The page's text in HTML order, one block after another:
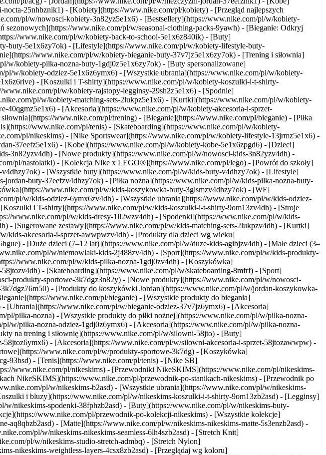
25nhbznik1) - [Kobiety](https://www.nike.com/pl/kobiety) - [Przegląd najlepszych
pl/w/nowosci-kobiety-3n82yz5e1x6) - [Bestsellery](https://www.nike.com/pl/w/kobiety-
www.nike.com/pl/w/seasonal-clothing-packs-9yawh) - [Bieganie: Odkryj
www.nike.com/pl/w/kobiety-back-to-school-5e1x6z840ik) - [Buty]
buty-5e1x6zy7ok) - [Lifestyle](https://www.nike.com/pl/w/kobiety-lifestyle-buty-
www.nike.com/pl/w/kobiety-bieganie-buty-37v7jz5e1x6zy7ok) - [Trening i siłownia]
w/kobiety-pilka-nozna-buty-1gdj0z5e1x6zy7ok) - [Buty spersonalizowane]
pl/w/kobiety-odziez-5e1x6z6ymx6) - [Wszystkie ubrania](https://www.nike.com/pl/w/kobiety-
- [Koszulki i T-shirty](https://www.nike.com/pl/w/kobiety-koszulki-i-t-shirty-
pl/w/kobiety-rajstopy-legginsy-29sh2z5e1x6) - [Spodnie]
pl/w/kobiety-matching-sets-2lukpz5e1x6) - [Kurtki](https://www.nike.com/pl/w/kobiety-
- [Akcesoria](https://www.nike.com/pl/w/kobiety-akcesoria-i-sprzet-
www.nike.com/pl/trening) - [Bieganie](https://www.nike.com/pl/bieganie) - [Piłka
www.nike.com/pl/tenis) - [Skateboarding](https://www.nike.com/pl/w/kobiety-
pl/nikeskims) - [Nike Sportswear](https://www.nike.com/pl/w/kobiety-lifestyle-13jrmz5e1x6) -
37eefz5e1x6) - [Kobe](https://www.nike.com/pl/w/kobiety-kobe-5e1x6zpgd6) - [Dzieci]
3n82yzv4dh) - [Nowe produkty](https://www.nike.com/pl/w/nowosci-kids-3n82yzv4dh) -
pl/nastolatki) - [Kolekcja Nike x LEGO®](https://www.nike.com/pl/lego) - [Powrót do szkoły]
- [Wszystkie buty](https://www.nike.com/pl/w/kids-buty-v4dhzy7ok) - [Lifestyle]
buty-37eefzv4dhzy7ok) - [Piłka nożna](https://www.nike.com/pl/w/kids-pilka-nozna-buty-
www.nike.com/pl/w/kids-koszykowka-buty-3glsmzv4dhzy7ok) - [WF]
pl/w/kids-odziez-6ymx6zv4dh) - [Wszystkie ubrania](https://www.nike.com/pl/w/kids-odziez-
i T-shirty](https://www.nike.com/pl/w/kids-koszulki-i-t-shirty-9om13zv4dh) - [Stroje
www.nike.com/pl/w/kids-dresy-1ll2wzv4dh) - [Spodenki](https://www.nike.com/pl/w/kids-
- [Sugerowane zestawy](https://www.nike.com/pl/w/kids-matching-sets-2lukpzv4dh) - [Kurtki]
kids-akcesoria-i-sprzet-awwpwzv4dh) - [Produkty dla dzieci wg wieku]
- [Duże dzieci (7–12 lat)](https://www.nike.com/pl/w/duze-kids-agibjzv4dh) - [Małe dzieci (3–
pl/w/niemowlaki-kids-2j488zv4dh) - [Sport](https://www.nike.com/pl/w/kids-produkty-
www.nike.com/pl/w/kids-pilka-nozna-1gdj0zv4dh) - [Koszykówka]
- [Skateboarding](https://www.nike.com/pl/w/skateboarding-8mfrf) - [Sport]
produkty-sportowe-3k7dgz3n82y) - [Nowe produkty](https://www.nike.com/pl/w/nowosci-
- [Produkty do koszykówki Jordan](https://www.nike.com/pl/w/jordan-koszykowka-
www.nike.com/pl/bieganie) - [Wszystkie produkty do biegania]
www.nike.com/pl/w/bieganie-odziez-37v7jz6ymx6) - [Akcesoria]
pl/pilka-nozna) - [Wszystkie produkty do piłki nożnej](https://www.nike.com/pl/w/pilka-nozna-
w/pilka-nozna-odziez-1gdj0z6ymx6) - [Akcesoria](https://www.nike.com/pl/w/pilka-nozna-
na trening i siłownię](https://www.nike.com/pl/w/silowni-58jto) - [Buty]
- [Akcesoria](https://www.nike.com/pl/w/silowni-akcesoria-i-sprzet-58jtozawwpw) -
www.nike.com/pl/w/produkty-sportowe-3k7dg) - [Koszykówka]
93bsd) - [Tenis](https://www.nike.com/pl/tenis) - [Nike SB]
www.nike.com/pl/nikeskims) - [Przewodniki NikeSKIMS](https://www.nike.com/pl/nikeskims-
NikeSKIMS](https://www.nike.com/pl/przewodnik-po-stanikach-nikeskims) - [Przewodnik po
pl/w/nikeskims-b2asd) - [Wszystkie ubrania](https://www.nike.com/pl/w/nikeskims-
i bluzy](https://www.nike.com/pl/w/nikeskims-koszulki-i-t-shirty-9om13zb2asd) - [Legginsy]
nikeskims-spodenki-38fphzb2asd) - [Buty](https://www.nike.com/pl/w/nikeskims-buty-
www.nike.com/pl/przewodnik-po-kolekcji-nikeskims) - [Wszystkie kolekcje]
- [Matte](https://www.nike.com/pl/w/nikeskims-nikeskims-matte-5s3enzb2asd) -
pl/w/nikeskims-nikeskims-seamless-6lh4szb2asd) - [Stretch Knit]
pl/w/nikeskims-studio-stretch-admbq) - [Stretch Nylon]
nikeskims-weightless-layers-4csx8zb2asd) - [Przeglądaj wg koloru](https://www.nike.com/pl/w/nikeskims-b2asd) - [Obsidian](https://www.nike.com/pl/w/nikeskims-czern-90poyzb2asd) - [Dark Sepia](https://www.nike.com/pl/w/nikeskims-dark-sepia-81pvm) - [Phoenix](https://www.nike.com/pl/w/nikeskims-phoenix-1jhtj) - [Cobalt](https://www.nike.com/pl/w/nikeskims-niebieski-8hfx3zb2asd) - [Ivory](https://www.nike.com/pl/w/nikeskims-biel-4g797zb2asd) Cancel Anuluj Popularne terminy wyszukiwania [challenger](https://www.nike.com/pl/w?q=challenger&vst=challenger)[nike challenger](https://www.nike.com/pl/w?q=nike%20challenger&vst=nike%20challenger)[buty](https://www.nike.com/pl/w?q=buty&vst=buty)[air force 1](https://www.nike.com/pl/w?q=air%20force%201&vst=air%20force%201)[nike mind 001](https://www.nike.com/pl/w?q=nike%20mind%20001&vst=nike%20mind%20001)[shox](https://www.nike.com/pl/w?q=shox&vst=shox)[air max](https://www.nike.com/pl/w?q=air%20max&vst=air%20max)[jordan 4](https://www.nike.com/pl/w?q=jordan%204&vst=jordan%204) [](https://www.nike.com/pl/favorites "Ulubione")[](https://www.nike.com/pl/cart "Przedmioty w koszyku: 0") # Jak zmotywować dzieci do ruchu ##### Coaching Ostatnia aktualizacja: 6 lipca 2020 Nike Training ![Jak zachęcić dzieci do ruchu](https://static.nike.com/a/images/f_auto/dpr_1.0,cs_srgb/h_1300,c_limit/ab0e1256-20ba-4180-b50b-2b09d5aa15ab/image.jpg) ## Nie da się tak po prostu przekonać dzieci do ćwiczeń. Trzeba zadbać o element zabawy. *Zachęć dzieci do ruchu każdego dnia, wykonując z nimi zabawne ćwiczenia, które dodadzą im energii. Mamy dla Ciebie kilka wskazówek dotyczących zadawania dzieciom pytań, które pomogą im zrozumieć, że dzięki ruchowi czują się lepiej.* Przekonanie dzieci do tego, że aktywność fizyczna to coś przyjemnego, to zaledwie połowa sukcesu. Druga połowa? Zadbanie o to, by same chciały się poruszać i wykonywały ćwiczenia z własnej woli. Podobnie jak w przypadku dorosłych, „nie da się zmusić dzieci do polubienia czegoś” – mówi Diana Cutaia, założycielka Coaching Peace Consulting współpracująca z zespołem Nike ds. wspływu na społeczeństwo. „Można jednak zachęcić je do refleksji, tak aby same wyciągnęły własne wnioski”. Poproś dziecko, aby przez pięć kolejnych dni wykonywało z Tobą ćwiczenia z programu Przygoda z ćwiczeniami opracowanego przez Briana i Bellę Nunezów lub zaangażuj je w inną energetyczną aktywność (np. grę w berka na podwórku). „Każdego ranka, zaczynając od drugiego dnia, pytaj je o to, jak się czuje” – tłumaczy Cutaia. Oto kilka przykładowych pytań: „czujesz się dziś inaczej?”, „czujesz, że masz więcej energii?”, „spało ci się dziś lepiej?”, „masz ochotę na więcej podobnych ćwiczeń?”. Dzięki takim pytaniom pomożesz dziecku zdać sobie sprawę z efektów ćwiczeń, których samo mogłoby nie zauważyć, a ono nie będzie miało poczucia, że jest do czegoś „nakłaniane”. ## „Dorośli mają skłonność do robienia czegoś, gdy da się to wyjaśnić naukowo, natomiast dla dzieci większą inspiracją są historie”. Brian Nunez, Nike Master Trainer To dobry punkt wyjścia. Cutaia sugeruje, aby po kilku tygodnia regularnych ćwiczeń zadać dzieciom pytania, takie jak: „jak czujesz się w swoim ciele?” lub „co jest w stanie zrobić twoje ciało, mimo że wydawało ci się to niemożliwe?”. W ten sposób pomożesz im wykształcić zdrową relację ze swoim ciałem, a umysł zajmie się resztą. „Pozwól biologii robić swoje. Zmuszenie dzieci do czegokolwiek nie ma sensu” – mówi. „Jako że mamy naturalne predyspozycje do ruchu, gdy dzieci będą zażywać go wystarczająco często, zrozumieją, że jest to dla nich dobre”. Mimo że opowiadanie dzieciom o korzyściach wynikających z ruchu wydaje się dobrym pomysłem, lepiej odpuścić sobie kwestie biologii. „Dorośli mają skłonność do robienia czegoś, gdy da się to wyjaśnić naukowo, natomiast dla dzieci większą inspiracją są historie” – mówi Brian Nunez, Nike Master Trainer. Zamiast mówić im, że dzięki przysiadom z wyskokiem będą miały silne nogi, lepiej opowiedzieć im o głodnej żabie, która dzięki silnym i szybkim nogom jest w stanie przeskoczyć nad stawem, aby złapać więcej much, i powiedzieć, że dzięki temu ćwiczeniu też będą silniejsze i szybsze. Następnym razem podczas wykonywania ćwiczeń na szybkość, takich jak pajacyki, opowiedz dzieciom, że ich ulubiony tancerz czy koszykarz porusza się tak szybko właśnie dzięki takim ćwiczeniom. Gdy opowiadasz im o jakimś zagadnieniu, łącząc je z kwestiami, które rozumieją lub na których im zależy, zwiększasz szanse na to, że będą wykonywały ćwiczenia z przyjemnością. [Zobacz treningi rodzinne](https://dlc.nike.com/ntc/u-link/ntc-router.html) ![Jak zachęcić dzieci do ruchu](https://static.nike.com/a/images/f_auto/dpr_1.0,cs_srgb/h_1300,c_limit/28b32aac-f883-4f71-ba82-5a41ba7ba0c4/jak-zachci-dzieci-do-ruchu.jpg) To dobry punkt wyjścia. Cutaia sugeruje, aby po kilku tygodnia regularnych ćwiczeń zadać dzieciom pytania, takie jak: „jak czujesz się w swoim ciele?” lub „co jest w stanie zrobić twoje ciało, mimo że wydawało ci się to niemożliwe?”. W ten sposób pomożesz im wykształcić zdrową relację ze swoim ciałem, a umysł zajmie się resztą. „Pozwól biologii robić swoje. Zmuszenie dzieci do czegokolwiek nie ma sensu” – mówi. „Jako że mamy naturalne predyspozycje do ruchu, gdy dzieci będą zażywać go wystarczająco często, zrozumieją, że jest to dla nich dobre”. Mimo że opowiadanie dzieciom o korzyściach wynikających z ruchu wydaje się dobrym pomysłem, lepiej odpuścić sobie kwestie biologii. „Dorośli mają skłonność do robienia czegoś, gdy da się to wyjaśnić naukowo, natomiast dla dzieci większą inspiracją są historie” – mówi Brian Nunez, Nike Master Trainer. Zamiast mówić im, że dzięki przysiadom z wyskokiem będą miały silne nogi, lepiej opowiedzieć im o głodnej żabie, która dzięki silnym i szybkim nogom jest w stanie przeskoczyć nad stawem, aby złapać więcej much, i powiedzieć, że dzięki temu ćwiczeniu też będą silniejsze i szybsze. Następnym razem podczas wykonywania ćwiczeń na szybkość, takich jak pajacyki, opowiedz dzieciom, że ich ulubiony tancerz czy koszykarz porusza się tak szybko właśnie dzięki takim ćwiczeniom. Gdy opowiadasz im o jakimś zagadnieniu, łącząc je z kwestiami, które rozumieją lub na których im zależy, zwiększasz szanse na to, że będą wykonywały ćwiczenia z przyjemnością. [Zobacz treningi rodzinne](https://www.nike.com/pl/aplikacja-ntc) ### Dołącz do Nike Training Club Uzyskaj dostęp do porad światowej klasy ekspertów i trenerów, aby zadbać o zdrowie i formę. [Pobierz](https://smart.link/5deaab27fce3c) ![Jak zachęcić dzieci do ruchu, Dołącz do Nike Training Club](https://static.nike.com/a/images/f_auto/dpr_1.0,cs_srgb/w_1824,c_limit/6fe35a39-2129-4f2f-9a49-dbb8a46d3c96/jak-zachci-dzieci-do-ruchu.jpg) ### Dołącz do Nike Training Club Uzyskaj dostęp do porad światowej klasy ekspertów i trenerów, aby zadbać o zdrowie i formę. [Pobierz](https://www.nike.com/pl/aplikacja-ntc) Data pierwszej publikacji: 7 lipca 2020 Zasoby [Karty upominkowe](https://www.nike.com/pl/karty-upominkowe) [Firmowe karty upominkowe](https://nikegiftcardsforbusiness.com/) [Znajdź sklep](https://www.nike.com/pl/retail/) [Nike Journal](https://www.nike.com/pl/historie) [Dołącz do społeczności członkowskiej](https://www.nike.com/pl/czlonkostwo) [Prześlij opinię](https://www.nike.com#site-feedback) [Kody promocyjne](https://www.nike.com/pl/kod-promocyjny) [Running Shoe Finder](https://www.nike.com/pl/bieganie/wyszukiwarka-butow) Pomoc [Uzyskaj pomoc](https://www.nike.com/pl/help) [Status zamówienia](https://www.nike.com/pl/orders/details) [Wysyłka i dostawa](https://www.nike.com/pl/help/a/wysylka-dostawa-ue) [Zwroty](https://www.nike.com/pl/help/a/regulamin-zwrotow-ue) [Opcje płatności](https://www.nike.com/pl/help/a/opcje-platnosci-ue) [Skontaktuj się z nami](https://www.nike.com/pl/help/#contact) [Opinie](https://www.nike.com/pl/help/a/oceny) Firma [Informacje o Nike](https://about.nike.com/) [Aktualności](https://news.nike.com/) [Praca](https://jobs.nike.com/) [Podmioty inwestujące](https://investors.nike.com/) [Ochrona środowiska](https://www.nike.com/pl/zrownowazony-rozwoj) [Ułatwienia dostępu](https://www.nike.com/accessibility) [Oświadczenie dotyczące ułatwień dostępu](https://www.nike.com/pl/accessibility/statement) [Cel](https://www.nike.com/pl/cel) [Nike Coaching](https://www.nike.com/pl/coaching) Rabaty dla społeczności [Uczeń/uczennica](https://services.sheerid.com/verify/68d15e386bcf0b059b3b1708/?locale=pl) [Nauczyciel/nauczycielka](https://urldefense.com/v3/__https://services.sheerid.com/verify/68dcfa47c3f2fd1cd3069a9c/?locale=pl__%3B%21%21KLCbKzk%21nTvDkRbY-BbSpoWsFhAQdmMrehEzU3loDux4_exRVjO9--Ik_EbQNJ3bX2gkEwR7F9cVVROFKqLxE4B8uW6bnx75pXo_VA%24) [Zasoby](https://www.nike.com/pl/help) [Karty upominkowe](https://www.nike.com/pl/karty-upominkowe) [Firmowe karty upominkowe](https://nikegiftcardsforbusiness.com/) [Znajdź sklep](https://www.nike.com/pl/retail/) [Nike Journal](https://www.nike.com/pl/historie) [Dołącz do społeczności członkowskiej](https://www.nike.com/pl/czlonkostwo) [Prześlij opinię](https://www.nike.com#site-feedback) [Kody promocyjne](https://www.nike.com/pl/kod-promocyjny) [Running Shoe Finder](https://www.nike.com/pl/bieganie/wyszukiwarka-butow) [Pomoc](https://www.nike.com/pl/help) [Uzyskaj pomoc](https://www.nike.com/pl/help) [Status zamówienia](https://www.nike.com/pl/orders/details) [Wysyłka i dostawa](https://www.nike.com/pl/help/a/wysylka-dostawa-ue) [Zwroty](https://www.nike.com/pl/help/a/regulamin-zwrotow-ue) [Opcje płatności](https://www.nike.com/pl/help/a/opcje-platnosci-ue) [Skontaktuj się z nami](https://www.nike.com/pl/help/#contact) [Opinie](https://www.nike.com/pl/help/a/oceny) [Firma](https://about.nike.com/en) [Informacje o Nike](https://about.nike.com/) [Aktualności](https://news.nike.com/) [Praca](https://jobs.nike.com/) [Podmioty inwestujące](https://investors.nike.com/) [Ochrona środowiska](https://www.nike.com/pl/zrownowazony-rozwoj) [Ułatwienia